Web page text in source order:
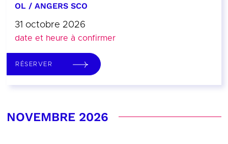
OL / ANGERS SCO
31 octobre 2026
date et heure à confirmer
RÉSERVER
NOVEMBRE 2026